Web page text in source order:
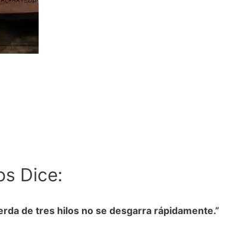
Dice:
de tres hilos no se desgarra rápidamente.”